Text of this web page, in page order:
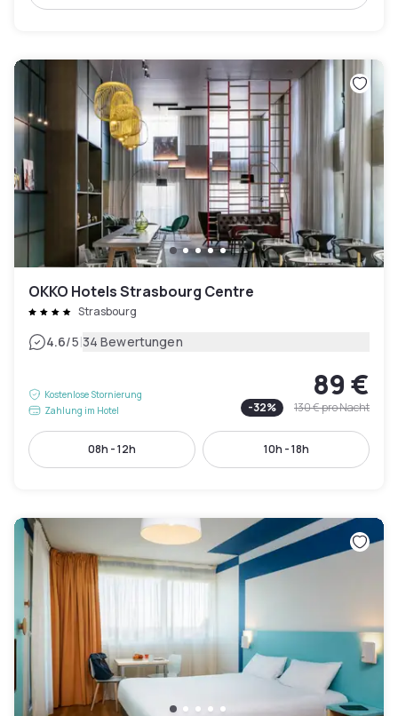
OKKO Hotels Strasbourg Centre
Strasbourg
4.6/5|34 Bewertungen
Kostenlose Stornierung
Zahlung im Hotel
89 €
-32% 130 €pro Nacht
08h - 12h 10h - 18h